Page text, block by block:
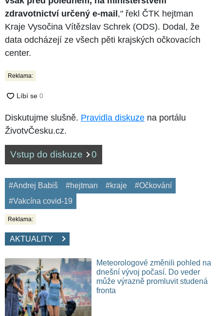
zdravotnictví určený e-mail," řekl ČTK hejtman
Kraje Vysočina Vítězslav Schrek (ODS). Dodal, že
data odcházejí ze všech pěti krajských očkovacích
center.
Reklama:
Diskutujme slušně. Pravidla diskuze na portálu
ŽivotvČesku.cz.
Vstup do diskuze 0
#Andrej Babiš #hejtman #kraje
#Očkování
#Vakcína covid-19
Reklama:
AKTUALITY
Meteorologové změnili pohled na
dnešní vývoj počasí. Do veder
může výrazně promluvit studená
fronta